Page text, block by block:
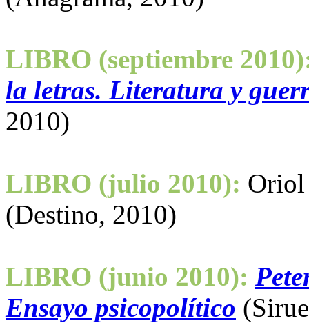
LIBRO (septiembre
la letras. Literatura y
2010)
LIBRO (julio 2010):
(Destino, 2010)
LIBRO (junio 2010):
Ensayo psicopolítico